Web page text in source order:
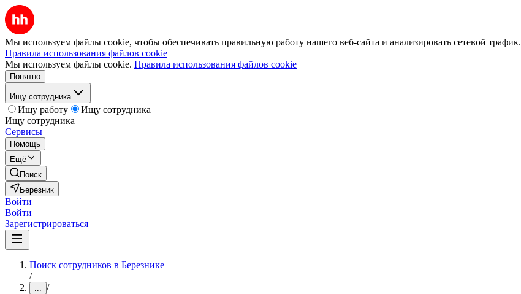
Мы используем файлы cookie, чтобы обеспечивать правильную работу нашего веб-сайта и анализировать сетевой трафик.
Правила использования файлов cookie
Мы используем файлы cookie. Правила использования файлов cookie
Понятно
Ищу сотрудника
Ищу работу
Ищу сотрудника
Ищу сотрудника
Сервисы
Помощь
Ещё
Поиск
Березник
Войти
Войти
Зарегистрироваться
Поиск сотрудников в Березнике
/
... /